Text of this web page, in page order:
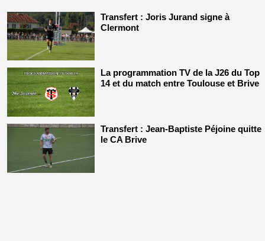
Transfert : Joris Jurand signe à
Clermont
La programmation TV de la J26 du Top
14 et du match entre Toulouse et Brive
Transfert : Jean-Baptiste Péjoine quitte
le CA Brive